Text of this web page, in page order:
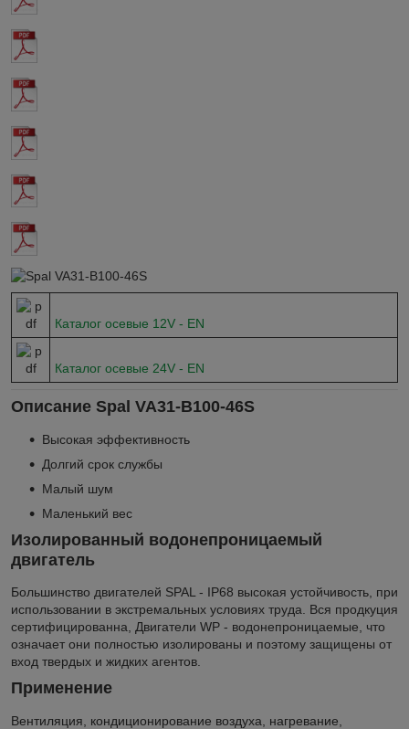
Каталог осевые 12V - EN
Каталог осевые 24V - EN
Описание Spal VA31-B100-46S
Высокая эффективность
Долгий срок службы
Малый шум
Маленький вес
Изолированный водонепроницаемый
двигатель
Большинство двигателей SPAL - IP68 высокая устойчивость, при
использовании в экстремальных условиях труда. Вся продкуция
сертифицированна, Двигатели WP - водонепроницаемые, что
означает они полностью изолированы и поэтому защищены от
вход твердых и жидких агентов.
Применение
Вентиляция, кондиционирование воздуха, нагревание,